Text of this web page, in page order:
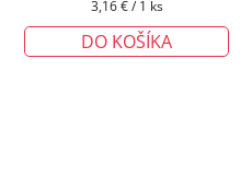
Jednotková
3,16 € / 1 ks
DO KOŠÍKA